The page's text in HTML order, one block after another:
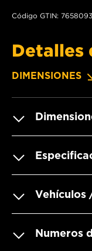
Código GTIN:
Detalles
DIMENSIONES
Vehículos
Numeros